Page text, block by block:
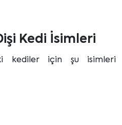
Kedi İsimleri
kediler için şu isimleri